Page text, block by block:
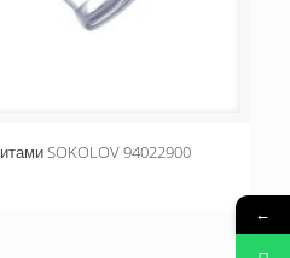
SOKOLOV 94022900
←